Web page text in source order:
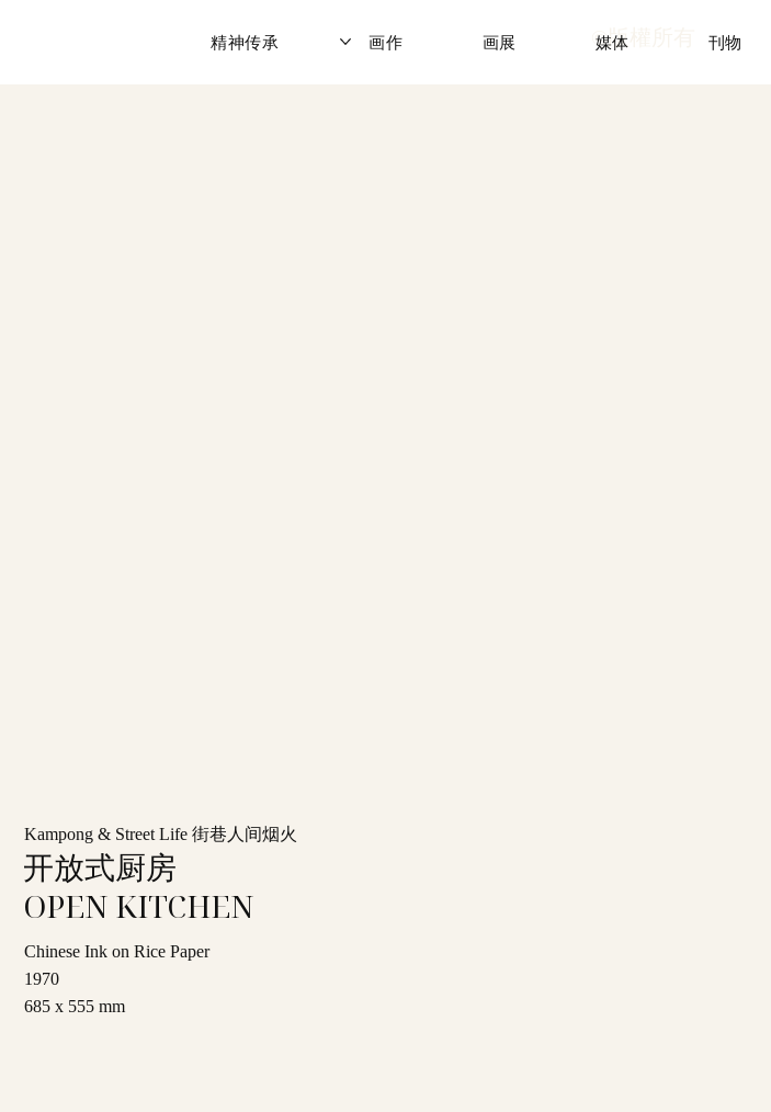
©版權所有
精神传承 画作 画展 媒体 刊物
Kampong & Street Life 街巷人间烟火
开放式厨房
OPEN KITCHEN
Chinese Ink on Rice Paper
1970
685 x 555 mm